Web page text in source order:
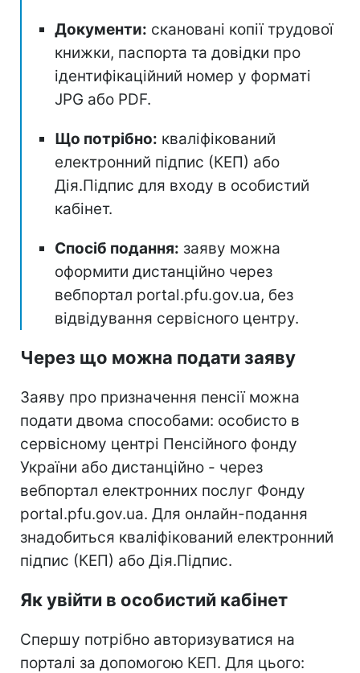
Документи: скановані копії трудової
книжки, паспорта та довідки про
ідентифікаційний номер у форматі
JPG або PDF.
Що потрібно: кваліфікований
електронний підпис (КЕП) або
Дія.Підпис для входу в особистий
кабінет.
Спосіб подання: заяву можна
оформити дистанційно через
вебпортал portal.pfu.gov.ua, без
відвідування сервісного центру.
Через що можна подати заяву
Заяву про призначення пенсії можна
подати двома способами: особисто в
сервісному центрі Пенсійного фонду
України або дистанційно - через
вебпортал електронних послуг Фонду
portal.pfu.gov.ua. Для онлайн-подання
знадобиться кваліфікований електронний
підпис (КЕП) або Дія.Підпис.
Як увійти в особистий кабінет
Спершу потрібно авторизуватися на
порталі за допомогою КЕП. Для цього: